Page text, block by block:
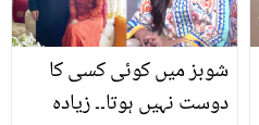
کیوں؟ دلچسپ معلومات
شوبز میں کوئی کسی کا
دوست نہیں ہوتا۔۔ زیادہ